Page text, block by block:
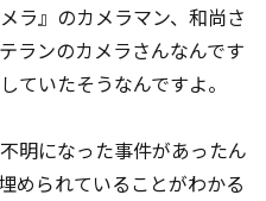
ラ』のカメラマン、和尚さ
ランのカメラさんなんです
ていたそうなんですよ。
明になった事件があったん
められていることがわかる